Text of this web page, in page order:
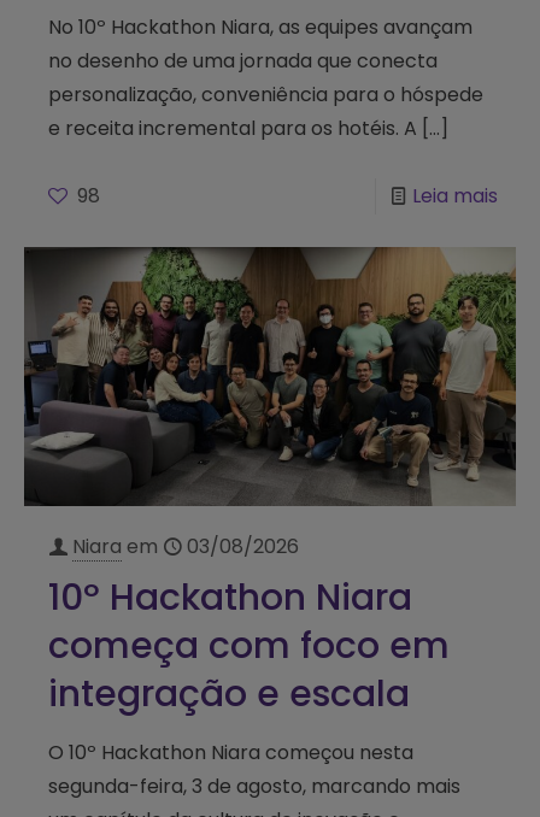
No 10º Hackathon Niara, as equipes avançam
no desenho de uma jornada que conecta
personalização, conveniência para o hóspede
e receita incremental para os hotéis. A […]
98 Leia mais
Niara em 03/08/2026
10º Hackathon Niara
começa com foco em
integração e escala
O 10º Hackathon Niara começou nesta
segunda-feira, 3 de agosto, marcando mais